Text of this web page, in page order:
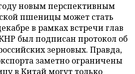
новым перспективным
пшеницы может стать
в рамках встречи глав
был подписан протокол об
зерновых. Правда,
заметно ограничены
в Китай могут только